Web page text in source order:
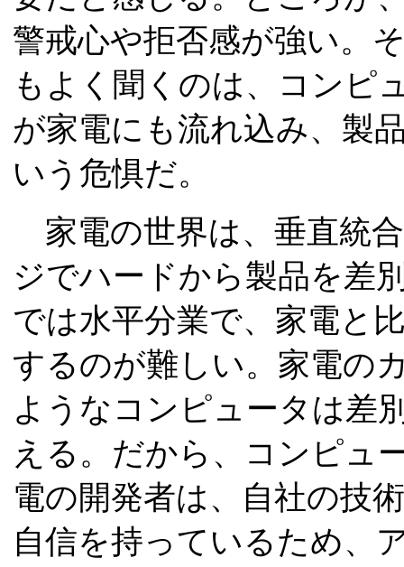
警戒心や拒否感が強い。
もよく聞くのは、コンピ
が家電にも流れ込み、製
いう危惧だ。
家電の世界は、垂直統
ジでハードから製品を差
では水平分業で、家電と
するのが難しい。家電の
ようなコンピュータは差
える。だから、コンピュ
電の開発者は、自社の技
自信を持っているため、